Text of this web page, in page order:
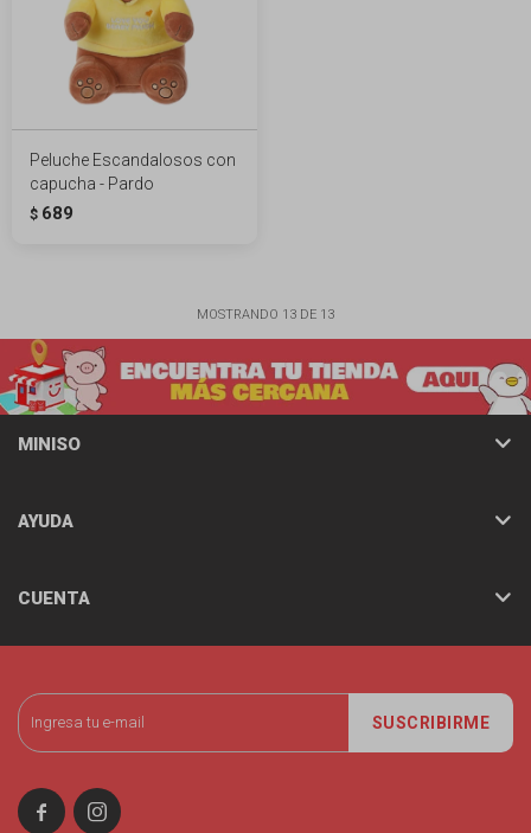
Peluche Escandalosos con
capucha - Pardo
$ 689
MOSTRANDO 13 DE 13
SUSCRIBIRME
 
MINISO
AYUDA
CUENTA